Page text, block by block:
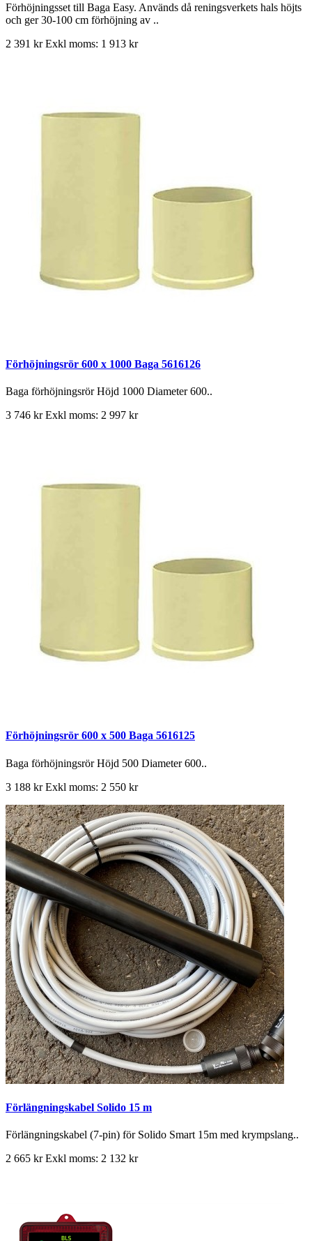
Förhöjningsset till Baga Easy. Används då reningsverkets hals höjts
och ger 30-100 cm förhöjning av ..
2 391 krExkl moms: 1 913 kr
Förhöjningsrör 600 x 1000 Baga 5616126
Baga förhöjningsrör Höjd 1000 Diameter 600..
3 746 krExkl moms: 2 997 kr
Förhöjningsrör 600 x 500 Baga 5616125
Baga förhöjningsrör Höjd 500 Diameter 600..
3 188 krExkl moms: 2 550 kr
Förlängningskabel Solido 15 m
Förlängningskabel (7-pin) för Solido Smart 15m med krympslang..
2 665 krExkl moms: 2 132 kr